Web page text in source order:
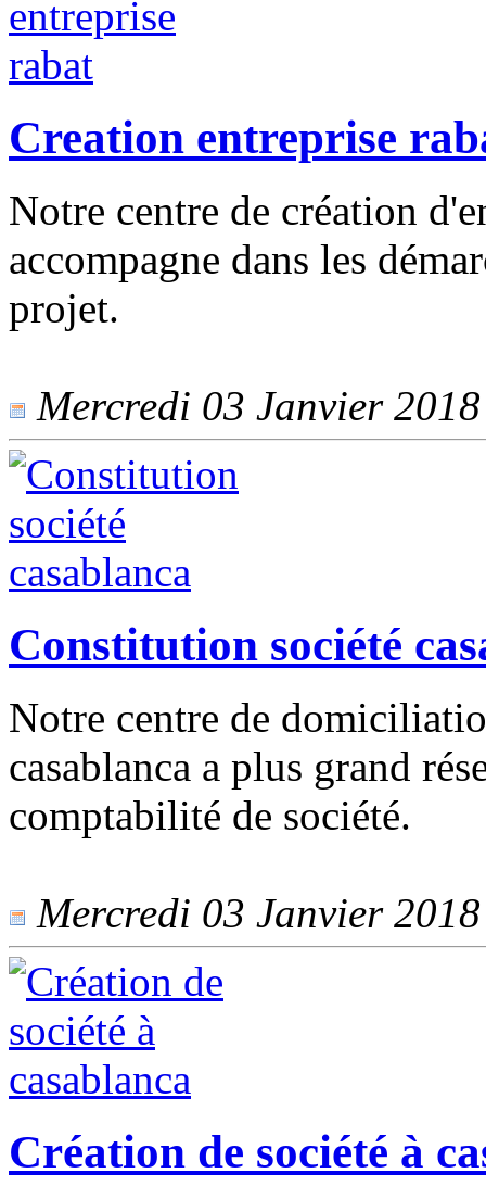
Creation entreprise
Notre centre de création
accompagne dans les
projet.
Mercredi 03 Janvier
Constitution société
Notre centre de
casablanca a plus grand
comptabilité de société.
Mercredi 03 Janvier
Création de société à